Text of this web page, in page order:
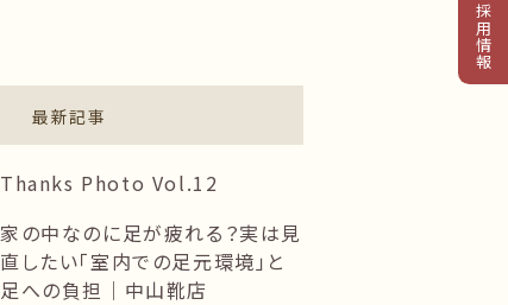
採用情報
最新記事
Thanks Photo Vol.12
家の中なのに足が疲れる？実は見
直したい「室内での足元環境」と
足への負担｜中山靴店